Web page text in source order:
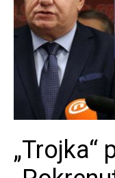
„Trojka“